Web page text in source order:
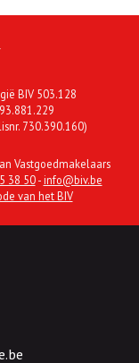
BIV 503.128
730.390.160)
Vastgoedmakelaars
38 50-info@biv.be
van het BIV